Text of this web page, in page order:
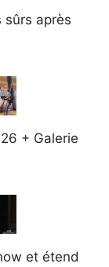
sûrs après
+ Galerie
et étend